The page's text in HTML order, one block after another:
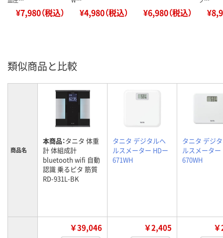
¥7,980（税込） ¥4,980（税込） ¥6,980（税込）
類似商品と比較
商品名
本商品：タニタ 体重
計 体組成計
bluetooth wifi 自動
認識 乗るピタ 筋質
RD-931L-BK
タニタ デジタルヘ
ルスメーター HDー
671WH
タニタ デジ
ルスメーター
670WH
￥39,046 ￥2,405